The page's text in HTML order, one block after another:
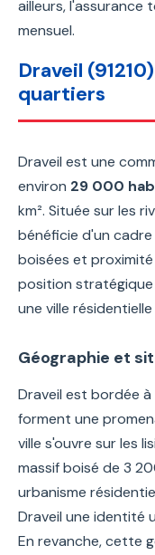
ailleurs, l'assurance
mensuel.
Draveil
quartiers
Draveil est une
environ 29 000
km². Située sur les
bénéficie d'un
boisées et proximité
position stratégique
une ville
Géographie et
Draveil est bordée
forment une
ville s'ouvre sur les
massif boisé de 3
urbanisme
Draveil une identité
En revanche, cette